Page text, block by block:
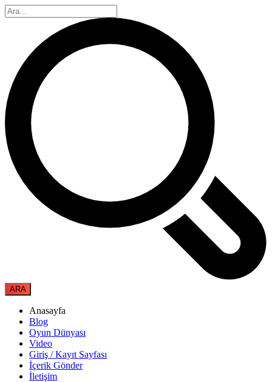
Anasayfa
Blog
Oyun Dünyası
Video
Giriş / Kayıt Sayfası
İçerik Gönder
İletişim